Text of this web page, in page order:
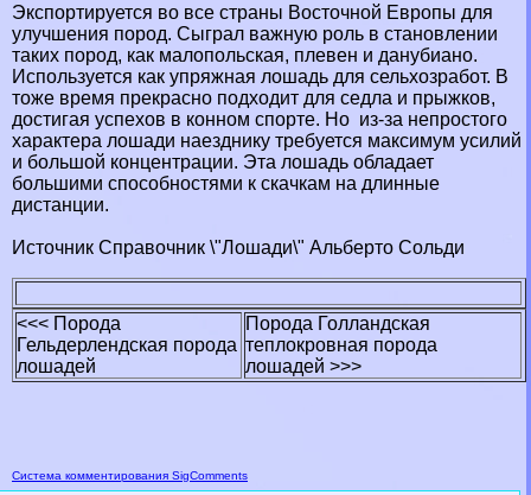
Экспортируется во все страны Восточной Европы для
улучшения пород. Сыграл важную роль в становлении
таких пород, как малопольская, плевен и данубиано.
Используется как упряжная лошадь для сельхозработ. В
тоже время прекрасно подходит для седла и прыжков,
достигая успехов в конном спорте. Но из-за непростого
хаpaктера лошади наезднику требуется максимум усилий
и большой концентрации. Эта лошадь обладает
большими способностями к скачкам на длинные
дистанции.
Источник Справочник \"Лошади\" Альберто Сольди
<<< Порода
Гельдерлендская порода
лошадей
Порода Голландская
теплокровная порода
лошадей >>>
Система комментирования SigComments